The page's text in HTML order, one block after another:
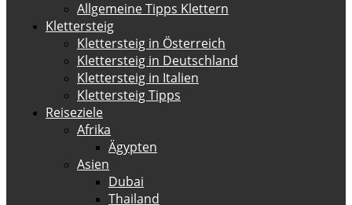
Allgemeine Tipps Klettern
Klettersteig
Klettersteig in Österreich
Klettersteig in Deutschland
Klettersteig in Italien
Klettersteig Tipps
Reiseziele
Afrika
Ägypten
Asien
Dubai
Thailand